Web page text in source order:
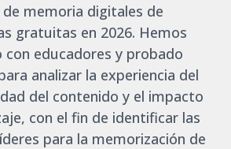
memoria digitales de
gratuitas en 2026. Hemos
con educadores y probado
analizar la experiencia del
del contenido y el impacto
con el fin de identificar las
para la memorización de